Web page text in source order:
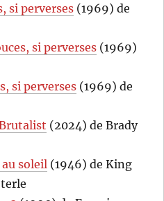
si perverses (1969) de
si perverses (1969)
si perverses (1969) de
(2024) de Brady
soleil (1946) de King